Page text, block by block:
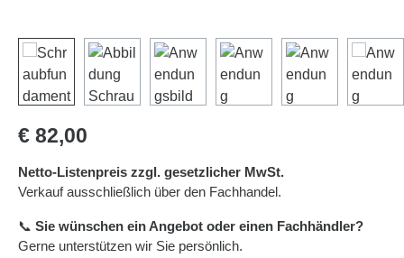
Regulärer Preis:
€ 82,00
Netto-Listenpreis zzgl. gesetzlicher MwSt.
Verkauf ausschließlich über den Fachhandel.
📞 Sie wünschen ein Angebot oder einen Fachhändler?
Gerne unterstützen wir Sie persönlich.